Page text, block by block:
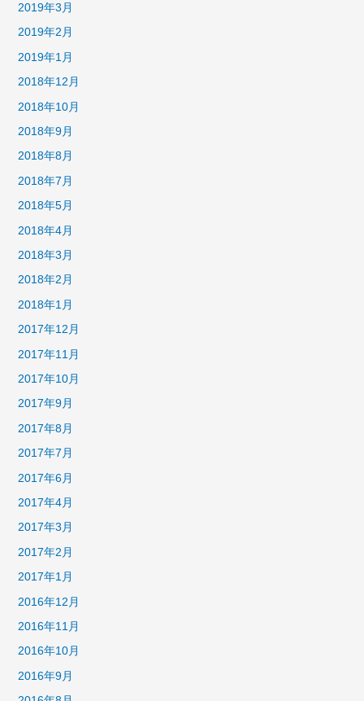
2019年3月
2019年2月
2019年1月
2018年12月
2018年10月
2018年9月
2018年8月
2018年7月
2018年5月
2018年4月
2018年3月
2018年2月
2018年1月
2017年12月
2017年11月
2017年10月
2017年9月
2017年8月
2017年7月
2017年6月
2017年4月
2017年3月
2017年2月
2017年1月
2016年12月
2016年11月
2016年10月
2016年9月